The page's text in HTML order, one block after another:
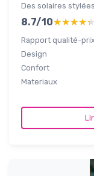
Des solaires
8.7/10★★★★★
★★★★★
Rapport qualité-
Design
Confort
Materiaux